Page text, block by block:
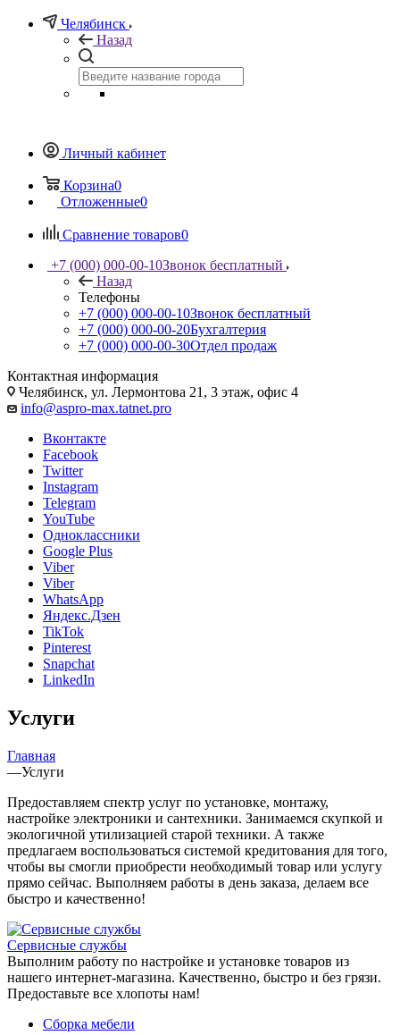
Челябинск
Назад
Личный кабинет
Корзина0
Отложенные0
Сравнение товаров0
+7 (000) 000-00-10Звонок бесплатный
Назад
Телефоны
+7 (000) 000-00-10Звонок бесплатный
+7 (000) 000-00-20Бухгалтерия
+7 (000) 000-00-30Отдел продаж
Контактная информация
Челябинск, ул. Лермонтова 21, 3 этаж, офис 4
info@aspro-max.tatnet.pro
Вконтакте
Facebook
Twitter
Instagram
Telegram
YouTube
Одноклассники
Google Plus
Viber
Viber
WhatsApp
Яндекс.Дзен
TikTok
Pinterest
Snapchat
LinkedIn
Услуги
Главная
—Услуги
Предоставляем спектр услуг по установке, монтажу,
настройке электроники и сантехники. Занимаемся скупкой и
экологичной утилизацией старой техники. А также
предлагаем воспользоваться системой кредитования для того,
чтобы вы смогли приобрести необходимый товар или услугу
прямо сейчас. Выполняем работы в день заказа, делаем все
быстро и качественно!
Сервисные службы
Выполним работу по настройке и установке товаров из
нашего интернет-магазина. Качественно, быстро и без грязи.
Предоставьте все хлопоты нам!
Сборка мебели